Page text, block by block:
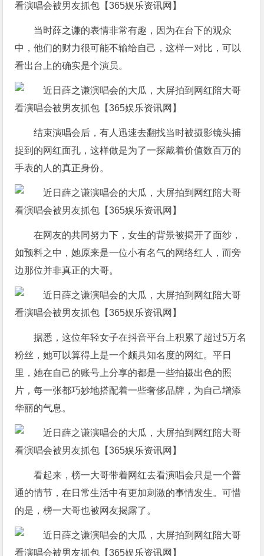
当时薛之谦的表情非常有趣，因为在台下的观众
中，他们的财力很可能不输给自己，这样一对比，可以
看出台上的确实是个演员。
结束演唱会后，有人迅速去翻找当时被摄影镜头捕
捉到的网红面孔，这样做是为了一探戴着价值数百万的
手表的人的真正身份。
在网友的共同努力下，女生的背景被揭开了面纱，
如预料之中，她原来是一位小有名气的网络红人，而旁
边那位并非真正的大哥。
据悉，这位年轻女子在抖音平台上积累了超过5万名
粉丝，她可以算得上是一个颇具知名度的网红。平日
里，她在自己的账号上分享的都是一些拍摄出色的照
片，每一张都巧妙地搭配着一些奢侈品牌，为自己增添
华丽的气息。
看起来，榜一大哥带着网红去看演唱会只是一个普
通的情节，在日常生活中有更加刺激的事情发生。可惜
的是，榜一大哥也被网友揭露了。